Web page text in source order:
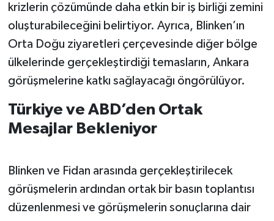
krizlerin çözümünde daha etkin bir iş birliği zemini
oluşturabileceğini belirtiyor. Ayrıca, Blinken’ın
Orta Doğu ziyaretleri çerçevesinde diğer bölge
ülkelerinde gerçekleştirdiği temasların, Ankara
görüşmelerine katkı sağlayacağı öngörülüyor.
Türkiye ve ABD’den Ortak
Mesajlar Bekleniyor
Blinken ve Fidan arasında gerçekleştirilecek
görüşmelerin ardından ortak bir basın toplantısı
düzenlenmesi ve görüşmelerin sonuçlarına dair